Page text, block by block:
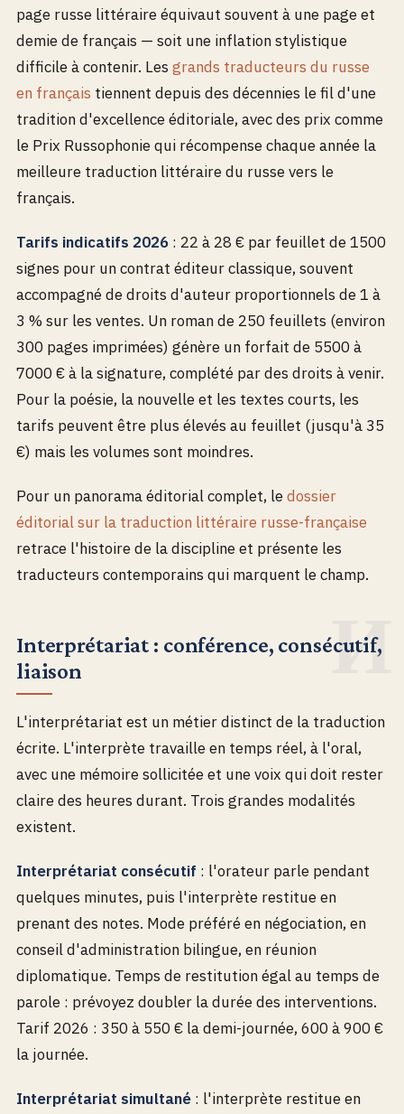
page russe littéraire équivaut souvent à une page et
demie de français — soit une inflation stylistique
difficile à contenir. Les grands traducteurs du russe
en français tiennent depuis des décennies le fil d'une
tradition d'excellence éditoriale, avec des prix comme
le Prix Russophonie qui récompense chaque année la
meilleure traduction littéraire du russe vers le
français.
Tarifs indicatifs 2026: 22 à 28 € par feuillet de 1500
signes pour un contrat éditeur classique, souvent
accompagné de droits d'auteur proportionnels de 1 à
3 % sur les ventes. Un roman de 250 feuillets (environ
300 pages imprimées) génère un forfait de 5500 à
7000 € à la signature, complété par des droits à venir.
Pour la poésie, la nouvelle et les textes courts, les
tarifs peuvent être plus élevés au feuillet (jusqu'à 35
€) mais les volumes sont moindres.
Pour un panorama éditorial complet, ledossier
éditorial sur la traduction littéraire russe-française
retrace l'histoire de la discipline et présente les
traducteurs contemporains qui marquent le champ.
Interprétariat : conférence, consécutif,
liaison
L'interprétariat est un métier distinct de la traduction
écrite. L'interprète travaille en temps réel, à l'oral,
avec une mémoire sollicitée et une voix qui doit rester
claire des heures durant. Trois grandes modalités
existent.
Interprétariat consécutif : l'orateur parle pendant
quelques minutes, puis l'interprète restitue en
prenant des notes. Mode préféré en négociation, en
conseil d'administration bilingue, en réunion
diplomatique. Temps de restitution égal au temps de
parole : prévoyez doubler la durée des interventions.
Tarif 2026 : 350 à 550 € la demi-journée, 600 à 900 €
la journée.
Interprétariat simultané: l'interprète restitue en